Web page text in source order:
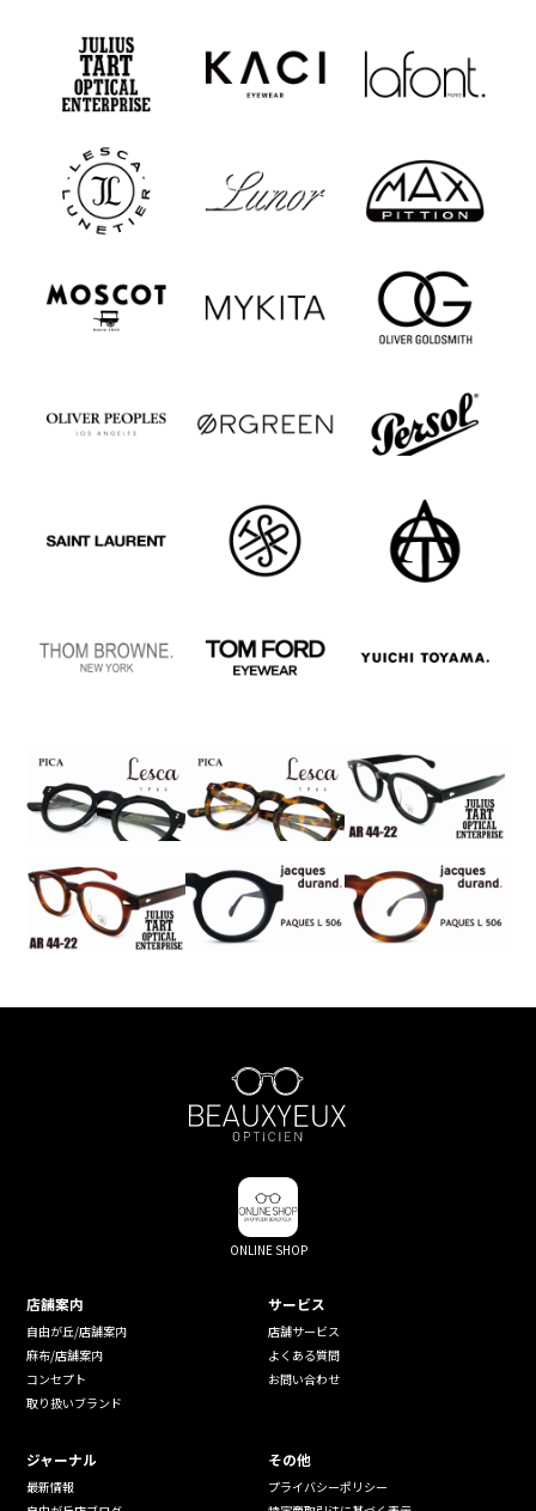
ONLINE SHOP
店舗案内
自由が丘/店舗案内
麻布/店舗案内
コンセプト
取り扱いブランド
サービス
店舗サービス
よくある質問
お問い合わせ
ジャーナル
最新情報
その他
プライバシーポリシー